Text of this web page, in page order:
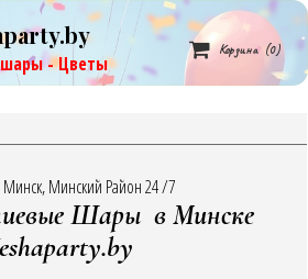
шары - Цветы
 Корзина (0)
Минск, Минский Район 24 /7
Шары в Минске